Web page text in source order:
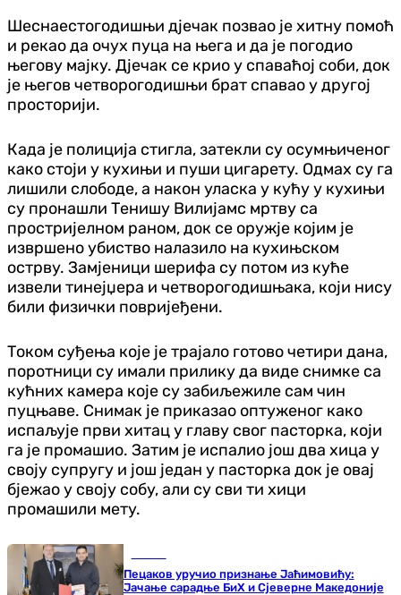
Шеснаестогодишњи дјечак позвао је хитну помоћ
и рекао да очух пуца на њега и да је погодио
његову мајку. Дјечак се крио у спаваћој соби, док
је његов четворогодишњи брат спавао у другој
просторији.
Када је полиција стигла, затекли су осумњиченог
како стоји у кухињи и пуши цигарету. Одмах су га
лишили слободе, а након уласка у кућу у кухињи
су пронашли Тенишу Вилијамс мртву са
простријелном раном, док се оружје којим је
извршено убиство налазило на кухињском
острву. Замјеници шерифа су потом из куће
извели тинејџера и четворогодишњака, који нису
били физички повријеђени.
Током суђења које је трајало готово четири дана,
поротници су имали прилику да виде снимке са
кућних камера које су забиљежиле сам чин
пуцњаве. Снимак је приказао оптуженог како
испаљује први хитац у главу свог пасторка, који
га је промашио. Затим је испалио још два хица у
своју супругу и још један у пасторка док је овај
бјежао у своју собу, али су сви ти хици
промашили мету.
Пецаков уручио признање Јаћимовићу:
Јачање сарадње БиХ и Сјеверне Македоније